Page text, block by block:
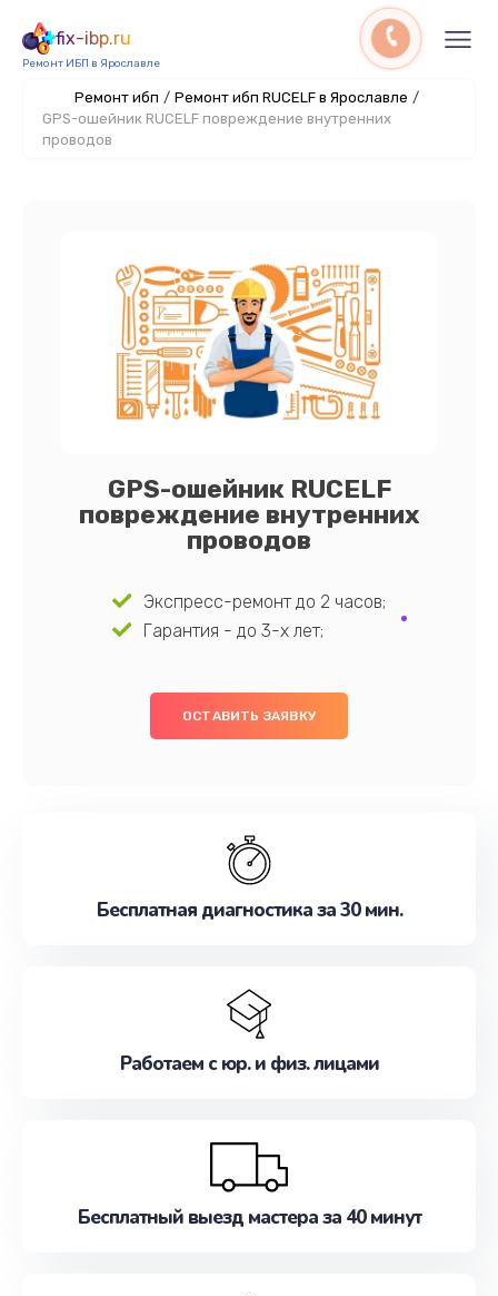
fix-ibp.ru
Ремонт ИБП в Ярославле
Ремонт ибп / Ремонт ибп RUCELF в Ярославле /
GPS-ошейник RUCELF повреждение внутренних
проводов
GPS-ошейник RUCELF
повреждение внутренних
проводов
Экспресс-ремонт до 2 часов;
Гарантия - до 3-х лет;
ОСТАВИТЬ ЗАЯВКУ
Бесплатная диагностика за 30 мин.
Работаем с юр. и физ. лицами
Бесплатный выезд мастера за 40 минут